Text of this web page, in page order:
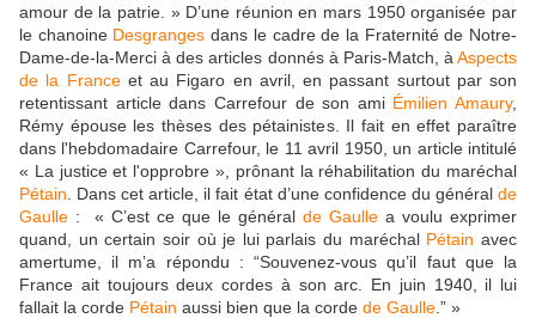
amour de la patrie. » D’une réunion en mars 1950 organisée par
le chanoine Desgranges dans le cadre de la Fraternité de Notre-
Dame-de-la-Merci à des articles donnés à Paris-Match, à Aspects
de la Franceet au Figaro en avril, en passant surtout par son
retentissant article dans Carrefour de son ami Émilien Amaury,
Rémy épouse les thèses des pétainistes. Il fait en effet paraître
dans l'hebdomadaire Carrefour, le 11 avril 1950, un article intitulé
« La justice et l'opprobre », prônant la réhabilitation du maréchal
Pétain . Dans cet article, il fait état d’une confidence du général de
Gaulle : « C’est ce que le général de Gaulle a voulu exprimer
quand, un certain soir où je lui parlais du maréchal Pétain avec
amertume, il m’a répondu : “Souvenez-vous qu’il faut que la
France ait toujours deux cordes à son arc. En juin 1940, il lui
fallait la corde Pétain aussi bien que la corde de Gaulle .” »